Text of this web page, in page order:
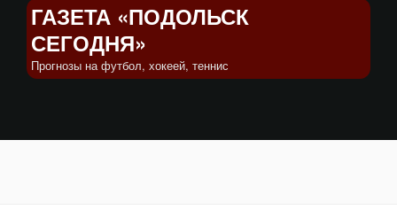
ГАЗЕТА «ПОДОЛЬСК
СЕГОДНЯ»
Прогнозы на футбол, хокеей, теннис